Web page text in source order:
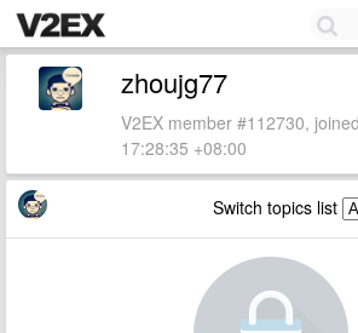
zhoujg77
V2EX member #112730,
17:28:35 +08:00
Switch topics list